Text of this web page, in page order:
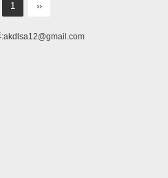
1 ››
akdlsa12@gmail.com